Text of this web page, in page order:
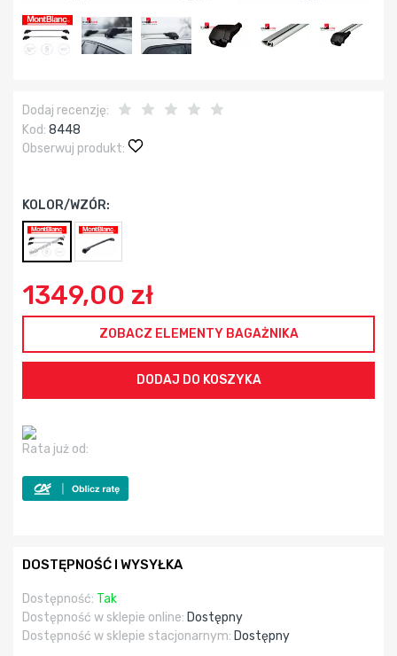
Dodaj recenzję:
Kod: 8448
Obserwuj produkt:
KOLOR/WZÓR:
1349,00 zł
ZOBACZ ELEMENTY BAGAŻNIKA
Rata już od:
DOSTĘPNOŚĆ I WYSYŁKA
Dostępność: Tak
Dostępność w sklepie online: Dostępny
Dostępność w sklepie stacjonarnym: Dostępny